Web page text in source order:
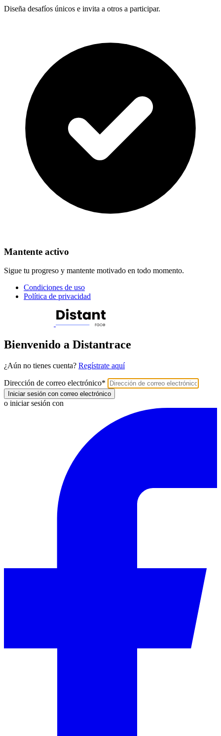
Diseña desafíos únicos e invita a otros a participar.
Mantente activo
Sigue tu progreso y mantente motivado en todo momento.
Condiciones de uso
Política de privacidad
Bienvenido a Distantrace
¿Aún no tienes cuenta? Regístrate aquí
Dirección de correo electrónico*
Iniciar sesión con correo electrónico
o iniciar sesión con